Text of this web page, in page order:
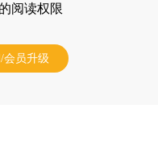
阅读权限
会员升级